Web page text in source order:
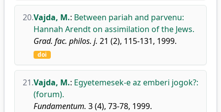
20.Vajda, M.: Between pariah and parvenu:
Hannah Arendt on assimilation of the Jews.
Grad. fac. philos. j. 21 (2), 115-131, 1999.
doi
21.Vajda, M.: Egyetemesek-e az emberi jogok?:
(forum).
Fundamentum. 3 (4), 73-78, 1999.